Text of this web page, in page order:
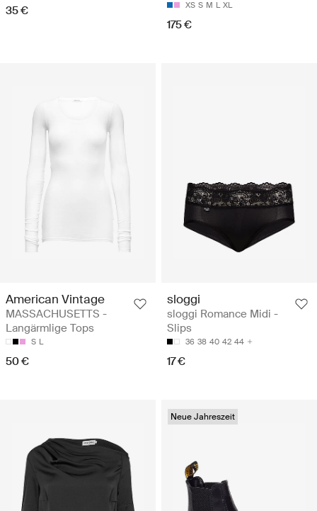
35 € XS S M L XL
175 €
American Vintage
MASSACHUSETTS -
Langärmlige Tops
S L
50 €
sloggi
sloggi Romance Midi -
Slips
36 38 40 42 44
17 €
Neue Jahreszeit